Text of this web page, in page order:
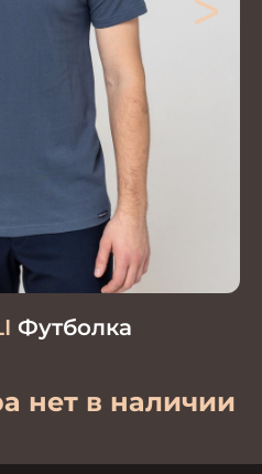
Футболка
нет в наличии